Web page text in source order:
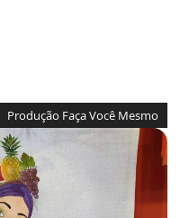
Produção Faça Você Mesmo